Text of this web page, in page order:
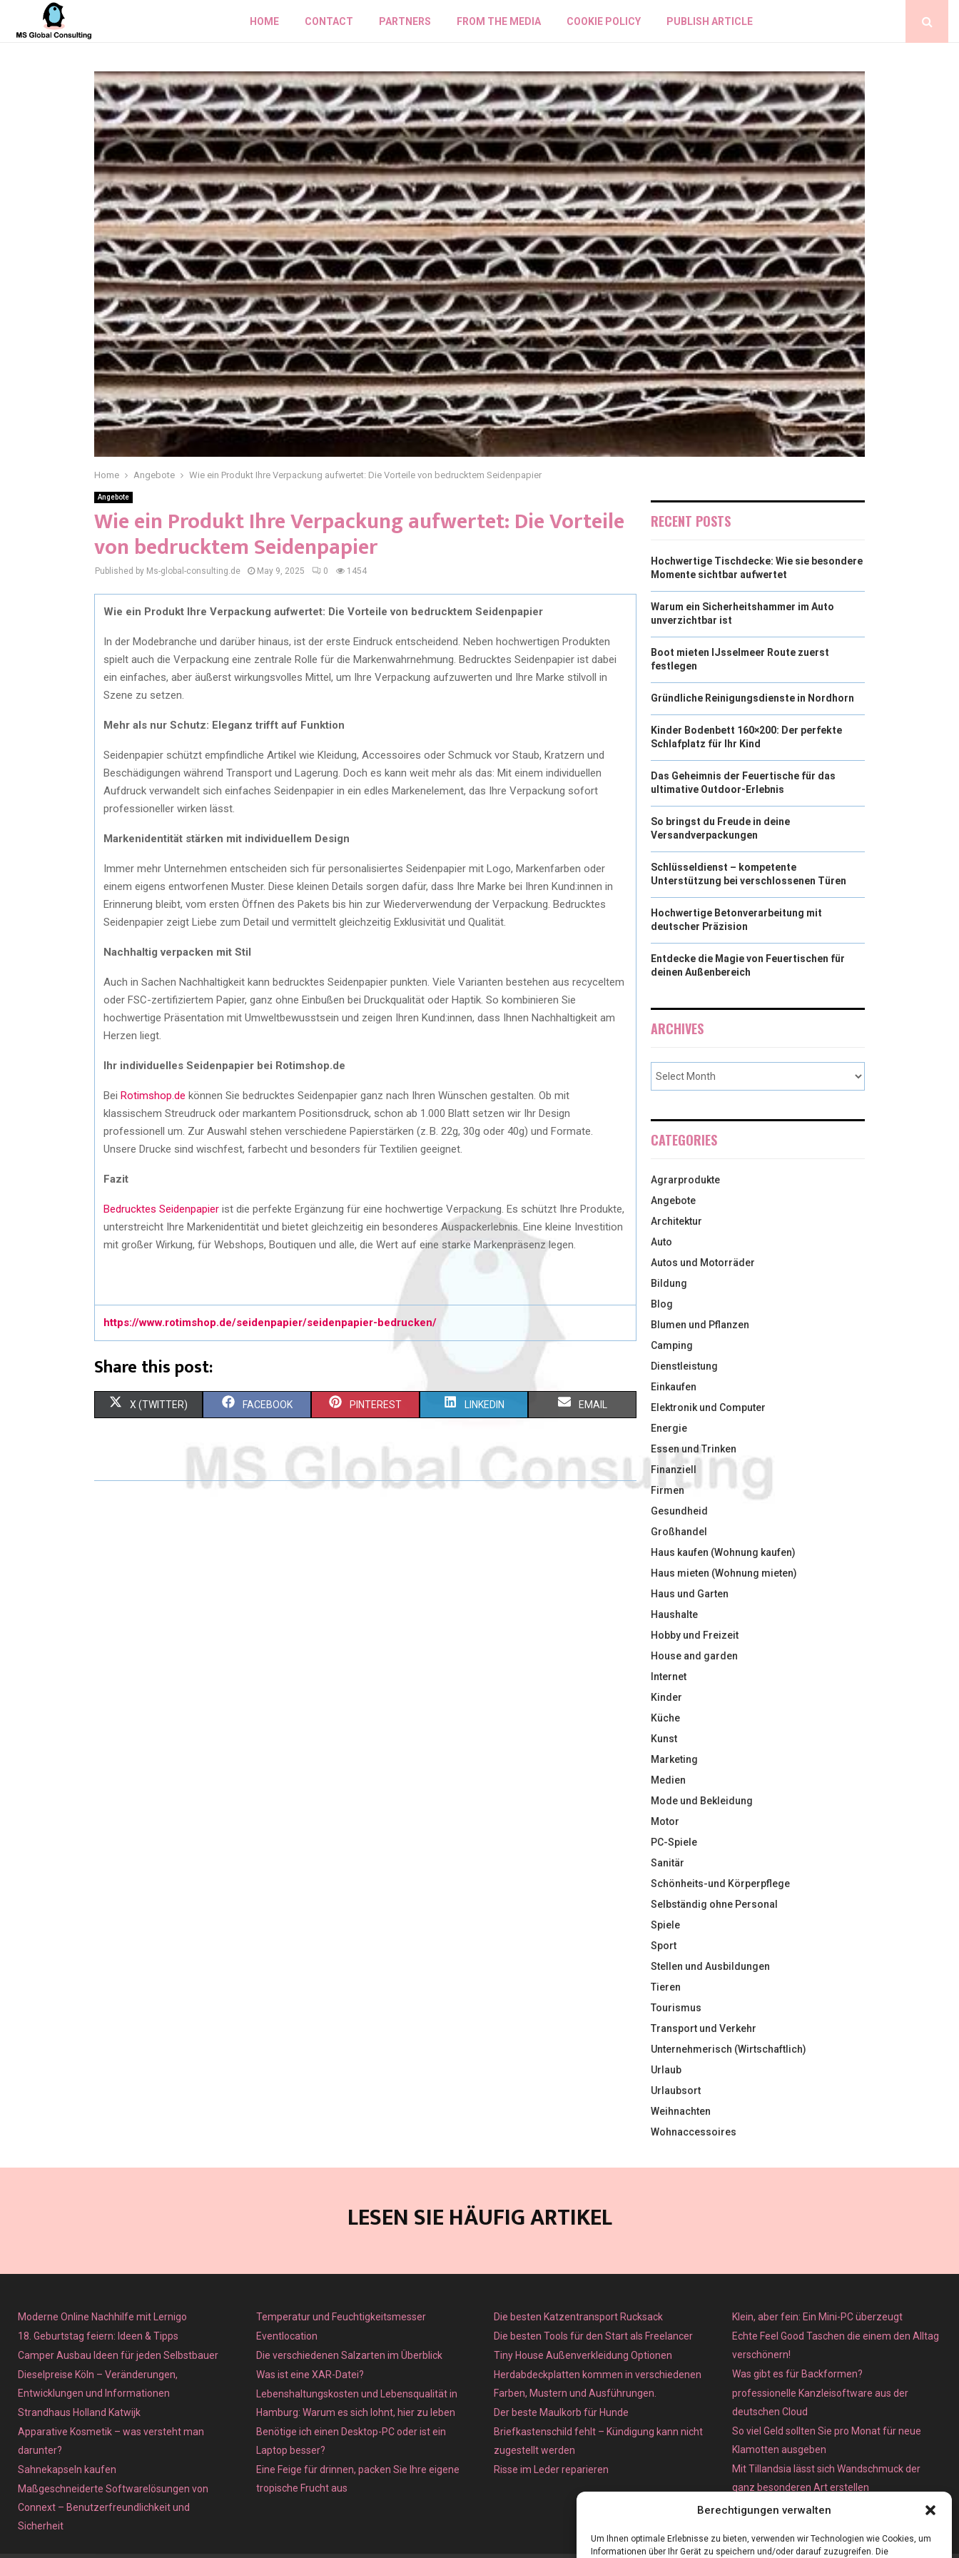
Berechtigungen verwalten
Um Ihnen optimale Erlebnisse zu bieten, verwenden wir Technologien wie Cookies, um
Informationen über Ihr Gerät zu speichern und/oder darauf zuzugreifen. Die
HOME CONTACT PARTNERS FROM THE MEDIA COOKIE POLICY PUBLISH ARTICLE
Home Angebote Wie ein Produkt Ihre Verpackung aufwertet: Die Vorteile von bedrucktem Seidenpapier
Angebote
Wie ein Produkt Ihre Verpackung aufwertet: Die Vorteile
von bedrucktem Seidenpapier
Published by Ms-global-consulting.de May 9, 2025 0 1454
Wie ein Produkt Ihre Verpackung aufwertet: Die Vorteile von bedrucktem Seidenpapier
In der Modebranche und darüber hinaus, ist der erste Eindruck entscheidend. Neben hochwertigen Produkten
spielt auch die Verpackung eine zentrale Rolle für die Markenwahrnehmung. Bedrucktes Seidenpapier ist dabei
ein einfaches, aber äußerst wirkungsvolles Mittel, um Ihre Verpackung aufzuwerten und Ihre Marke stilvoll in
Szene zu setzen.
Mehr als nur Schutz: Eleganz trifft auf Funktion
Seidenpapier schützt empfindliche Artikel wie Kleidung, Accessoires oder Schmuck vor Staub, Kratzern und
Beschädigungen während Transport und Lagerung. Doch es kann weit mehr als das: Mit einem individuellen
Aufdruck verwandelt sich einfaches Seidenpapier in ein edles Markenelement, das Ihre Verpackung sofort
professioneller wirken lässt.
Markenidentität stärken mit individuellem Design
Immer mehr Unternehmen entscheiden sich für personalisiertes Seidenpapier mit Logo, Markenfarben oder
einem eigens entworfenen Muster. Diese kleinen Details sorgen dafür, dass Ihre Marke bei Ihren Kund:innen in
Erinnerung bleibt, vom ersten Öffnen des Pakets bis hin zur Wiederverwendung der Verpackung. Bedrucktes
Seidenpapier zeigt Liebe zum Detail und vermittelt gleichzeitig Exklusivität und Qualität.
Nachhaltig verpacken mit Stil
Auch in Sachen Nachhaltigkeit kann bedrucktes Seidenpapier punkten. Viele Varianten bestehen aus recyceltem
oder FSC-zertifiziertem Papier, ganz ohne Einbußen bei Druckqualität oder Haptik. So kombinieren Sie
hochwertige Präsentation mit Umweltbewusstsein und zeigen Ihren Kund:innen, dass Ihnen Nachhaltigkeit am
Herzen liegt.
Ihr individuelles Seidenpapier bei Rotimshop.de
Bei Rotimshop.de können Sie bedrucktes Seidenpapier ganz nach Ihren Wünschen gestalten. Ob mit
klassischem Streudruck oder markantem Positionsdruck, schon ab 1.000 Blatt setzen wir Ihr Design
professionell um. Zur Auswahl stehen verschiedene Papierstärken (z. B. 22g, 30g oder 40g) und Formate.
Unsere Drucke sind wischfest, farbecht und besonders für Textilien geeignet.
Fazit
Bedrucktes Seidenpapier ist die perfekte Ergänzung für eine hochwertige Verpackung. Es schützt Ihre Produkte,
unterstreicht Ihre Markenidentität und bietet gleichzeitig ein besonderes Auspackerlebnis. Eine kleine Investition
mit großer Wirkung, für Webshops, Boutiquen und alle, die Wert auf eine starke Markenpräsenz legen.
https://www.rotimshop.de/seidenpapier/seidenpapier-bedrucken/
Share this post:
X (TWITTER) FACEBOOK PINTEREST LINKEDIN EMAIL
RECENT POSTS
Hochwertige Tischdecke: Wie sie besondere
Momente sichtbar aufwertet
Warum ein Sicherheitshammer im Auto
unverzichtbar ist
Boot mieten IJsselmeer Route zuerst
festlegen
Gründliche Reinigungsdienste in Nordhorn
Kinder Bodenbett 160×200: Der perfekte
Schlafplatz für Ihr Kind
Das Geheimnis der Feuertische für das
ultimative Outdoor-Erlebnis
So bringst du Freude in deine
Versandverpackungen
Schlüsseldienst – kompetente
Unterstützung bei verschlossenen Türen
Hochwertige Betonverarbeitung mit
deutscher Präzision
Entdecke die Magie von Feuertischen für
deinen Außenbereich
ARCHIVES
CATEGORIES
Agrarprodukte
Angebote
Architektur
Auto
Autos und Motorräder
Bildung
Blog
Blumen und Pflanzen
Camping
Dienstleistung
Einkaufen
Elektronik und Computer
Energie
Essen und Trinken
Finanziell
Firmen
Gesundheid
Großhandel
Haus kaufen (Wohnung kaufen)
Haus mieten (Wohnung mieten)
Haus und Garten
Haushalte
Hobby und Freizeit
House and garden
Internet
Kinder
Küche
Kunst
Marketing
Medien
Mode und Bekleidung
Motor
PC-Spiele
Sanitär
Schönheits-und Körperpflege
Selbständig ohne Personal
Spiele
Sport
Stellen und Ausbildungen
Tieren
Tourismus
Transport und Verkehr
Unternehmerisch (Wirtschaftlich)
Urlaub
Urlaubsort
Weihnachten
Wohnaccessoires
LESEN SIE HÄUFIG ARTIKEL
Moderne Online Nachhilfe mit Lernigo
18. Geburtstag feiern: Ideen & Tipps
Camper Ausbau Ideen für jeden Selbstbauer
Dieselpreise Köln – Veränderungen,
Entwicklungen und Informationen
Strandhaus Holland Katwijk
Apparative Kosmetik – was versteht man
darunter?
Sahnekapseln kaufen
Maßgeschneiderte Softwarelösungen von
Connext – Benutzerfreundlichkeit und
Sicherheit
Temperatur und Feuchtigkeitsmesser
Eventlocation
Die verschiedenen Salzarten im Überblick
Was ist eine XAR-Datei?
Lebenshaltungskosten und Lebensqualität in
Hamburg: Warum es sich lohnt, hier zu leben
Benötige ich einen Desktop-PC oder ist ein
Laptop besser?
Eine Feige für drinnen, packen Sie Ihre eigene
tropische Frucht aus
Die besten Katzentransport Rucksack
Die besten Tools für den Start als Freelancer
Tiny House Außenverkleidung Optionen
Herdabdeckplatten kommen in verschiedenen
Farben, Mustern und Ausführungen.
Der beste Maulkorb für Hunde
Briefkastenschild fehlt – Kündigung kann nicht
zugestellt werden
Risse im Leder reparieren
Klein, aber fein: Ein Mini-PC überzeugt
Echte Feel Good Taschen die einem den Alltag
verschönern!
Was gibt es für Backformen?
professionelle Kanzleisoftware aus der
deutschen Cloud
So viel Geld sollten Sie pro Monat für neue
Klamotten ausgeben
Mit Tillandsia lässt sich Wandschmuck der
ganz besonderen Art erstellen
Unterschied zwischen Bare-Metal- und